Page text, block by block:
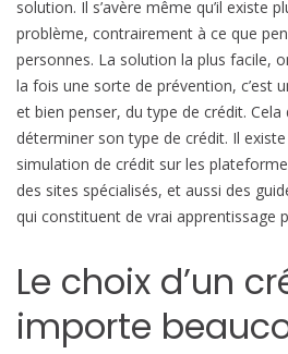
solution. Il s’avère même qu’il existe
problème, contrairement à ce que
personnes. La solution la plus facile,
la fois une sorte de prévention, c’est
et bien penser, du type de crédit.
déterminer son type de crédit. Il
simulation de crédit sur les
des sites spécialisés, et aussi des
qui constituent de vrai apprentissage
Le choix d’un
importe